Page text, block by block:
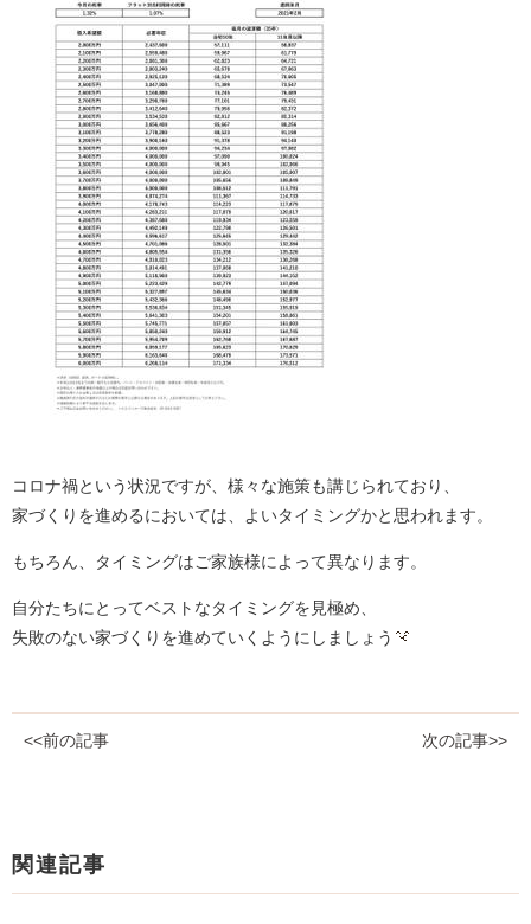
コロナ禍という状況ですが、様々な施策も講じられており、
家づくりを進めるにおいては、よいタイミングかと思われます。
もちろん、タイミングはご家族様によって異なります。
自分たちにとってベストなタイミングを見極め、
失敗のない家づくりを進めていくようにしましょう
<<前の記事 次の記事>>
関連記事